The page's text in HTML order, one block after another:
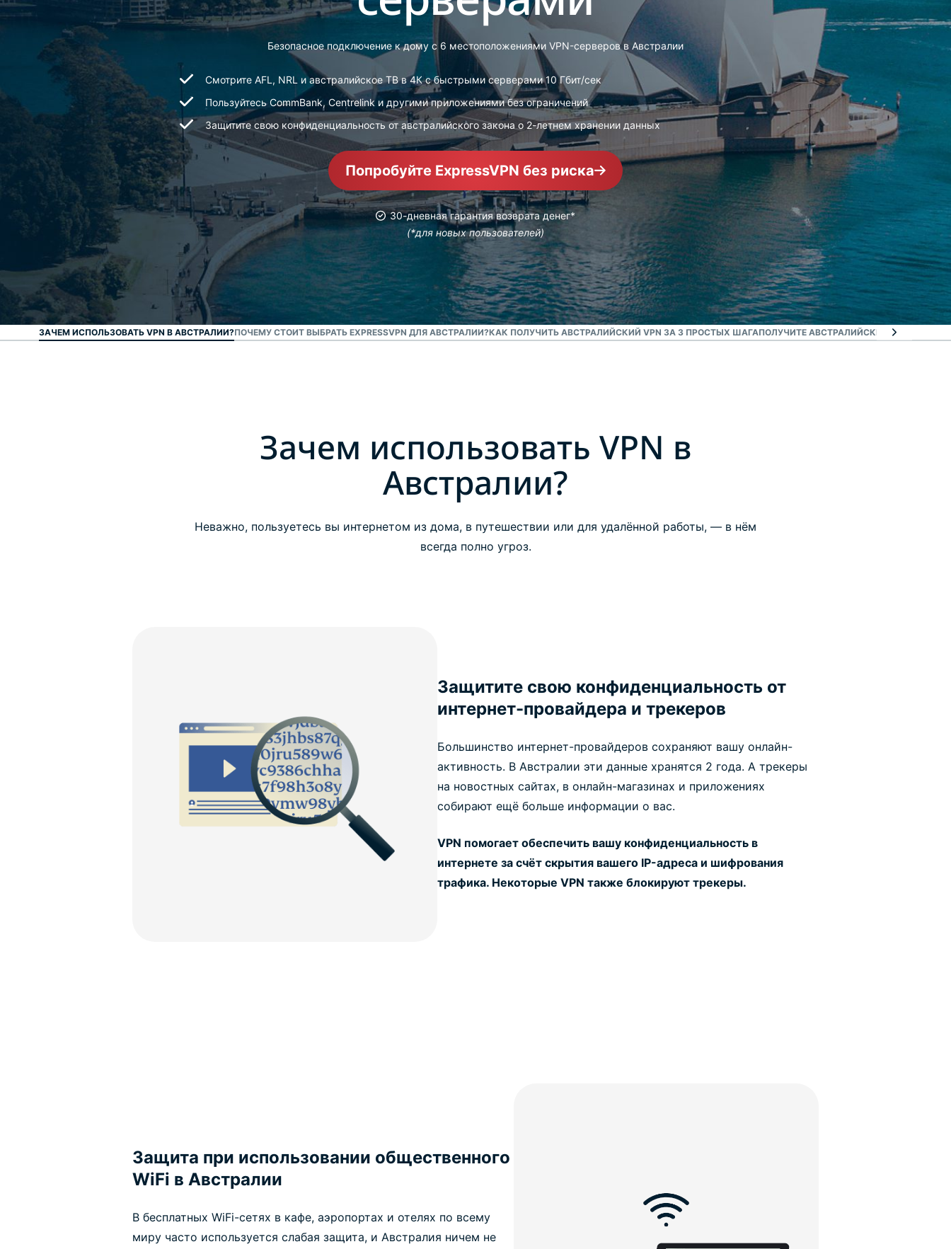
Мощный
решений для
защиты ID,
мониторинга
утечек
данных и их
удаления.
Безопасное подключение к дому с 6 местоположениями VPN-серверов в Австралии
Смотрите AFL, NRL и австралийское ТВ в 4К с быстрыми серверами 10 Гбит/сек
Пользуйтесь CommBank, Centrelink и другими приложениями без ограничений
Защитите свою конфиденциальность от австралийского закона о 2-летнем хранении данных
Попробуйте ExpressVPN без риска
30-дневная гарантия возврата денег*
(*для новых пользователей)
ЗАЧЕМ ИСПОЛЬЗОВАТЬ VPN В АВСТРАЛИИ?ПОЧЕМУ СТОИТ ВЫБРАТЬ EXPRESSVPN ДЛЯ АВСТРАЛИИ?КАК ПОЛУЧИТЬ АВСТРАЛИЙСКИЙ VPN ЗА 3 ПРОСТЫХ ШАГАПОЛУЧИТЕ АВСТРАЛИЙСКИЙ IP-АДРЕС С
Зачем использовать VPN в
Австралии?
Неважно, пользуетесь вы интернетом из дома, в путешествии или для удалённой работы, — в нём
всегда полно угроз.
Защитите свою конфиденциальность от
интернет-провайдера и трекеров
Большинство интернет-провайдеров сохраняют вашу онлайн-
активность. В Австралии эти данные хранятся 2 года. А трекеры
на новостных сайтах, в онлайн-магазинах и приложениях
собирают ещё больше информации о вас.
VPN помогает обеспечить вашу конфиденциальность в
интернете за счёт скрытия вашего IP-адреса и шифрования
трафика. Некоторые VPN также блокируют трекеры.
Защита при использовании общественного
WiFi в Австралии
В бесплатных WiFi-сетях в кафе, аэропортах и отелях по всему
миру часто используется слабая защита, и Австралия ничем не